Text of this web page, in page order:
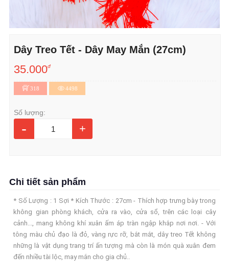
Dây Treo Tết - Dây May Mắn (27cm)
35.000đ
318 4498
Số lượng:
- +
Chi tiết sản phẩm
* Số Lượng : 1 Sợi * Kích Thước : 27cm - Thích hợp trưng bày trong
không gian phòng khách, cửa ra vào, cửa sổ, trên các loại cây
cảnh..., mang không khí xuân ấm áp tràn ngập khắp nơi nơi. - Với
tông màu chủ đạo là đỏ, vàng rực rỡ, bắt mắt, dây treo Tết không
những là vật dụng trang trí ấn tượng mà còn là món quà xuân đem
đến nhiều tài lộc, may mắn cho gia chủ..